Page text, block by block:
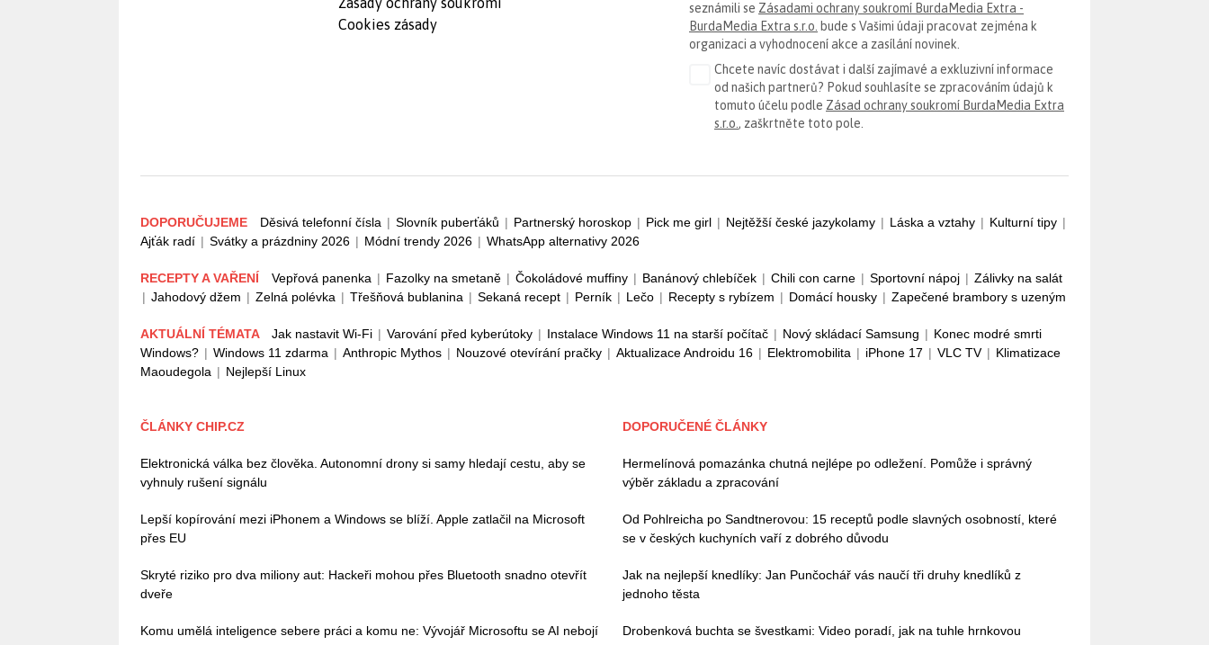
Cookies zásady
seznámili se Zásadami ochrany soukromí BurdaMedia Extra -
BurdaMedia Extra s.r.o. bude s Vašimi údaji pracovat zejména k
organizaci a vyhodnocení akce a zasílání novinek.
Chcete navíc dostávat i další zajímavé a exkluzivní informace
od našich partnerů? Pokud souhlasíte se zpracováním údajů k
tomuto účelu podle Zásad ochrany soukromí BurdaMedia Extra
s.r.o. , zaškrtněte toto pole.
DOPORUČUJEME Děsivá telefonní čísla | Slovník puberťáků | Partnerský horoskop | Pick me girl | Nejtěžší české jazykolamy | Láska a vztahy | Kulturní tipy |
Ajťák radí | Svátky a prázdniny 2026 | Módní trendy 2026 | WhatsApp alternativy 2026
RECEPTY A VAŘENÍ Vepřová panenka | Fazolky na smetaně | Čokoládové muffiny | Banánový chlebíček | Chili con carne | Sportovní nápoj | Zálivky na salát
| Jahodový džem | Zelná polévka | Třešňová bublanina | Sekaná recept | Perník | Lečo | Recepty s rybízem | Domácí housky | Zapečené brambory s uzeným
AKTUÁLNÍ TÉMATA Jak nastavit Wi-Fi | Varování před kyberútoky | Instalace Windows 11 na starší počítač | Nový skládací Samsung | Konec modré smrti
Windows? | Windows 11 zdarma | Anthropic Mythos | Nouzové otevírání pračky | Aktualizace Androidu 16 | Elektromobilita | iPhone 17 | VLC TV | Klimatizace
Maoudegola | Nejlepší Linux
ČLÁNKY CHIP.CZ
Elektronická válka bez člověka. Autonomní drony si samy hledají cestu, aby se
vyhnuly rušení signálu
Lepší kopírování mezi iPhonem a Windows se blíží. Apple zatlačil na Microsoft
přes EU
Skryté riziko pro dva miliony aut: Hackeři mohou přes Bluetooth snadno otevřít
dveře
Komu umělá inteligence sebere práci a komu ne: Vývojář Microsoftu se AI nebojí
DOPORUČENÉ ČLÁNKY
Hermelínová pomazánka chutná nejlépe po odležení. Pomůže i správný
výběr základu a zpracování
Od Pohlreicha po Sandtnerovou: 15 receptů podle slavných osobností, které
se v českých kuchyních vaří z dobrého důvodu
Jak na nejlepší knedlíky: Jan Punčochář vás naučí tři druhy knedlíků z
jednoho těsta
Drobenková buchta se švestkami: Video poradí, jak na tuhle hrnkovou